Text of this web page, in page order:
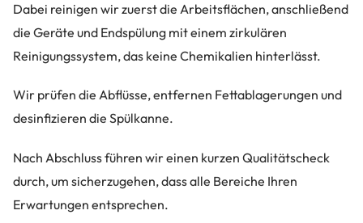
Dabei reinigen wir zuerst die Arbeitsflächen, anschließend
die Geräte und Endspülung mit einem zirkulären
Reinigungssystem, das keine Chemikalien hinterlässt.
Wir prüfen die Abflüsse, entfernen Fettablagerungen und
desinfizieren die Spülkanne.
Nach Abschluss führen wir einen kurzen Qualitätscheck
durch, um sicherzugehen, dass alle Bereiche Ihren
Erwartungen entsprechen.